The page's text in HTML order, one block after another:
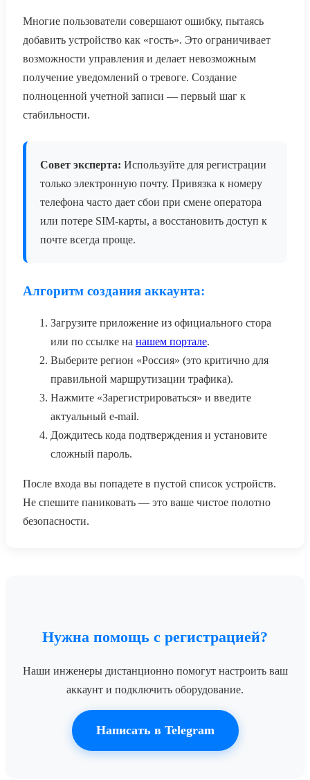
Многие пользователи совершают ошибку, пытаясь
добавить устройство как «гость». Это ограничивает
возможности управления и делает невозможным
получение уведомлений о тревоге. Создание
полноценной учетной записи — первый шаг к
стабильности.
Совет эксперта: Используйте для регистрации
только электронную почту. Привязка к номеру
телефона часто дает сбои при смене оператора
или потере SIM-карты, а восстановить доступ к
почте всегда проще.
Алгоритм создания аккаунта:
Загрузите приложение из официального стора
или по ссылке на нашем портале.
Выберите регион «Россия» (это критично для
правильной маршрутизации трафика).
Нажмите «Зарегистрироваться» и введите
актуальный e-mail.
Дождитесь кода подтверждения и установите
сложный пароль.
После входа вы попадете в пустой список устройств.
Не спешите паниковать — это ваше чистое полотно
безопасности.
Нужна помощь с регистрацией?
Наши инженеры дистанционно помогут настроить ваш
аккаунт и подключить оборудование.
Написать в Telegram